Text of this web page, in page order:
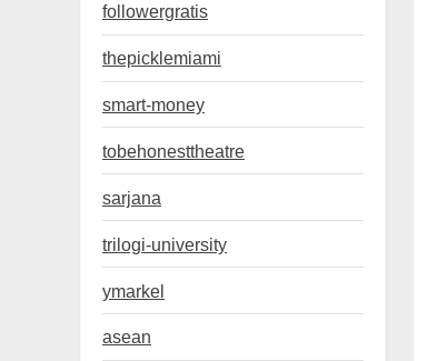
followergratis
thepicklemiami
smart-money
tobehonesttheatre
sarjana
trilogi-university
ymarkel
asean